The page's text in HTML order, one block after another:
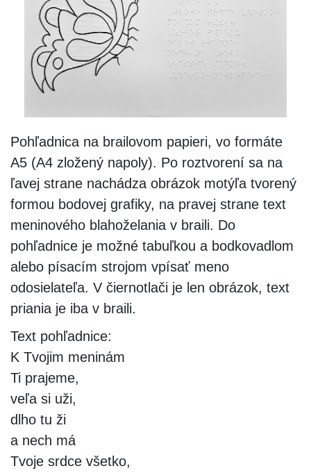
Pohľadnica na brailovom papieri, vo formáte
A5 (A4 zložený napoly). Po roztvorení sa na
ľavej strane nachádza obrázok motýľa tvorený
formou bodovej grafiky, na pravej strane text
meninového blahoželania v braili. Do
pohľadnice je možné tabuľkou a bodkovadlom
alebo písacím strojom vpísať meno
odosielateľa. V čiernotlači je len obrázok, text
priania je iba v braili.
Text pohľadnice:
K Tvojim meninám
Ti prajeme,
veľa si uži,
dlho tu ži
a nech má
Tvoje srdce všetko,